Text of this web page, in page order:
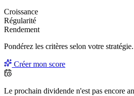
Croissance
Régularité
Rendement
Pondérez les critères selon votre stratégie.
Créer mon score
Le prochain dividende n'est pas encore